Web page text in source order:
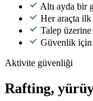
Altı ayda bir
Her araçta ilk
Talep
Güvenlik için
Aktivite güvenliği
Rafting,